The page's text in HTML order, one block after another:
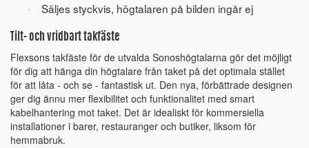
Säljes styckvis, högtalaren på bilden ingår ej
Tilt- och vridbart takfäste
Flexsons takfäste för de utvalda Sonoshögtalarna gör det möjligt
för dig att hänga din högtalare från taket på det optimala stället
för att låta - och se - fantastisk ut. Den nya, förbättrade designen
ger dig ännu mer flexibilitet och funktionalitet med smart
kabelhantering mot taket. Det är idealiskt för kommersiella
installationer i barer, restauranger och butiker, liksom för
hemmabruk.